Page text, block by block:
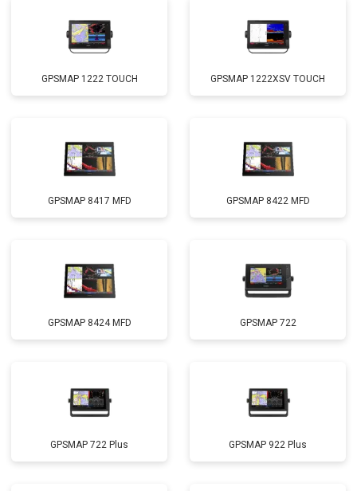
GPSMAP 1222 TOUCH GPSMAP 1222XSV TOUCH
GPSMAP 8417 MFD GPSMAP 8422 MFD
GPSMAP 8424 MFD GPSMAP 722
GPSMAP 722 Plus GPSMAP 922 Plus